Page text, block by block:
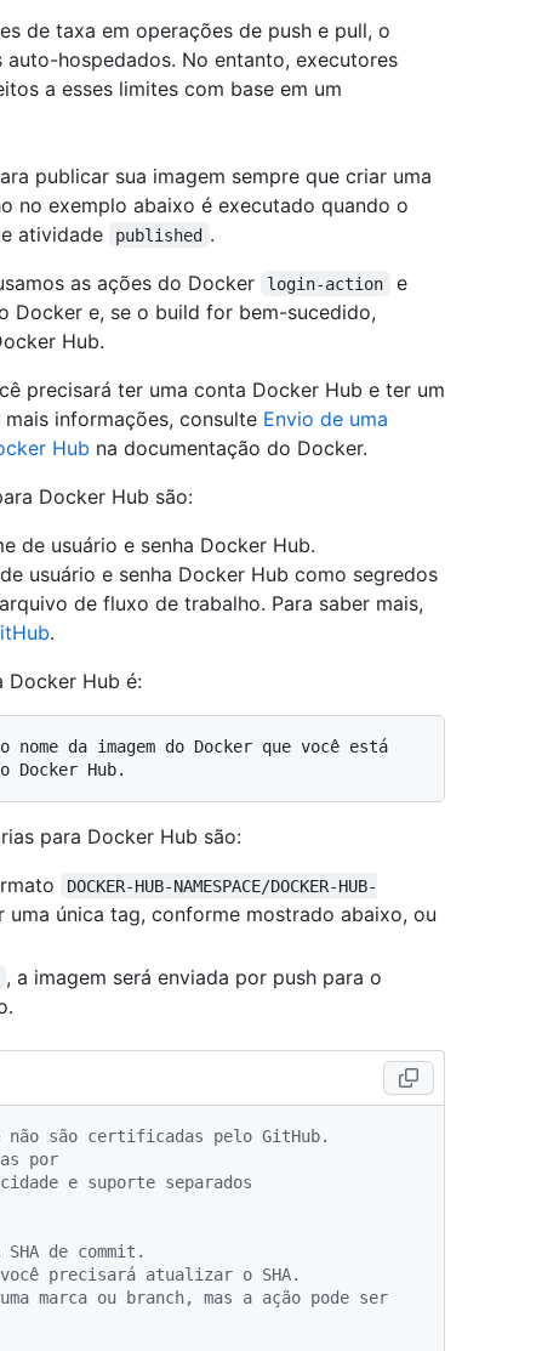
de taxa em operações de push e pull, o
hospedados. No entanto, executores
a esses limites com base em um
publicar sua imagem sempre que criar uma
no exemplo abaixo é executado quando o
atividade published .
as ações do Docker
login-action e
Docker e, se o build for bem-sucedido,
Hub.
precisará ter uma conta Docker Hub e ter um
informações, consulte Envio de uma
Hub na documentação do Docker.
Docker Hub são:
de usuário e senha Docker Hub.
usuário e senha Docker Hub como segredos
de fluxo de trabalho. Para saber mais,
.
Docker Hub é:
para Docker Hub são:
DOCKER-HUB-NAMESPACE/DOCKER-HUB-
uma única tag, conforme mostrado abaixo, ou
, a imagem será enviada por push para o
não são certificadas pelo GitHub.
por
e suporte separados
de commit.
precisará atualizar o SHA.
marca ou branch, mas a ação pode ser